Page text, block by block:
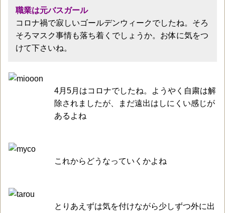
職業は元バスガール
コロナ禍で寂しいゴールデンウィークでしたね。そろ
そろマスク事情も落ち着くでしょうか。お体に気をつ
けて下さいね。
4月5月はコロナでしたね。ようやく自粛は解
除されましたが、まだ遠出はしにくい感じが
あるよね
これからどうなっていくかよね
とりあえずは気を付けながら少しずつ外に出